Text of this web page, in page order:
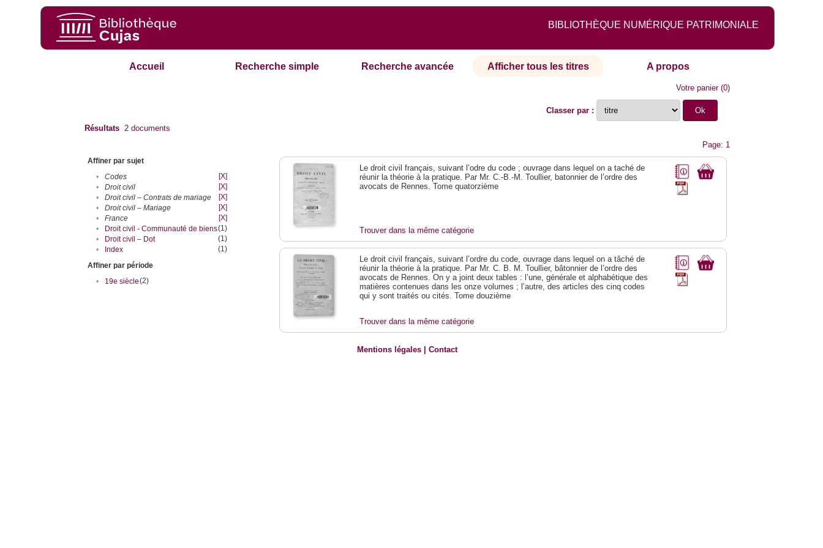
BIBLIOTHÈQUE NUMÉRIQUE PATRIMONIALE
Accueil Recherche simple Recherche avancée Afficher tous les titres A propos
Votre panier(0)
Classer par :
Résultats 2 documents
Page: 1
Affiner par sujet
•
Codes
[X]
•
Droit civil
[X]
•
Droit civil – Contrats de mariage
[X]
•
Droit civil – Mariage
[X]
•
France
[X]
•
Droit civil - Communauté de biens(1)
•
Droit civil – Dot
(1)
•
Index
(1)
Affiner par période
•
19e siècle(2)
Le droit civil français, suivant l’odre du code ; ouvrage dans lequel on a taché de
réunir la théorie à la pratique. Par Mr. C.-B.-M. Toullier, batonnier de l’ordre des
avocats de Rennes. Tome quatorzième
Trouver dans la même catégorie
Le droit civil français, suivant l’ordre du code, ouvrage dans lequel on a tâché de
réunir la théorie à la pratique. Par Mr. C. B. M. Toullier, bâtonnier de l’ordre des
avocats de Rennes. On y a joint deux tables : l’une, générale et alphabétique des
matières contenues dans les onze volumes ; l’autre, des articles des cinq codes
qui y sont traités ou cités. Tome douzième
Trouver dans la même catégorie
Mentions légales |Contact